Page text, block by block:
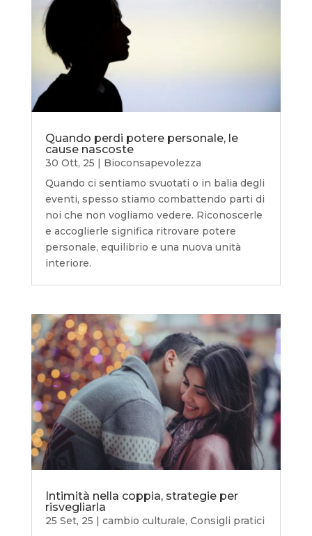
Quando perdi potere personale, le
cause nascoste
30 Ott, 25 | Bioconsapevolezza
Quando ci sentiamo svuotati o in balia degli
eventi, spesso stiamo combattendo parti di
noi che non vogliamo vedere. Riconoscerle
e accoglierle significa ritrovare potere
personale, equilibrio e una nuova unità
interiore.
Intimità nella coppia, strategie per
risvegliarla
25 Set, 25 cambio culturale, Consigli pratici